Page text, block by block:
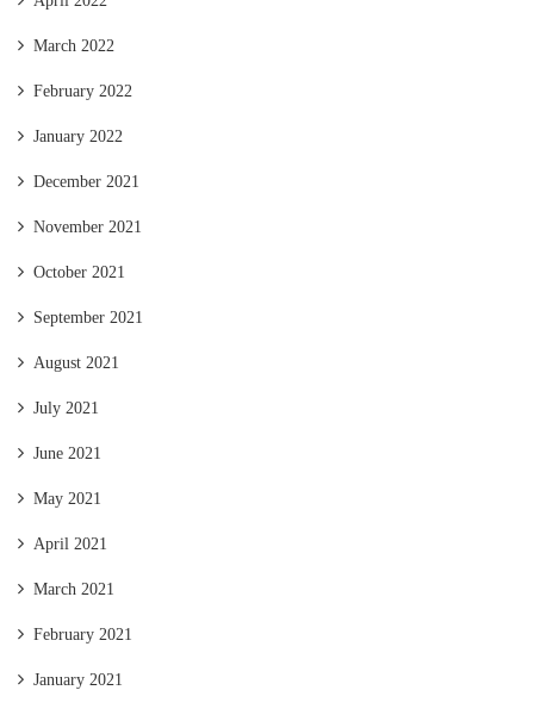
March 2022
February 2022
January 2022
December 2021
November 2021
October 2021
September 2021
August 2021
July 2021
June 2021
May 2021
April 2021
March 2021
February 2021
January 2021